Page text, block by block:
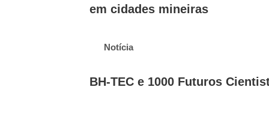
em cidades mineiras
Notícia
BH-TEC e 1000 Futuros